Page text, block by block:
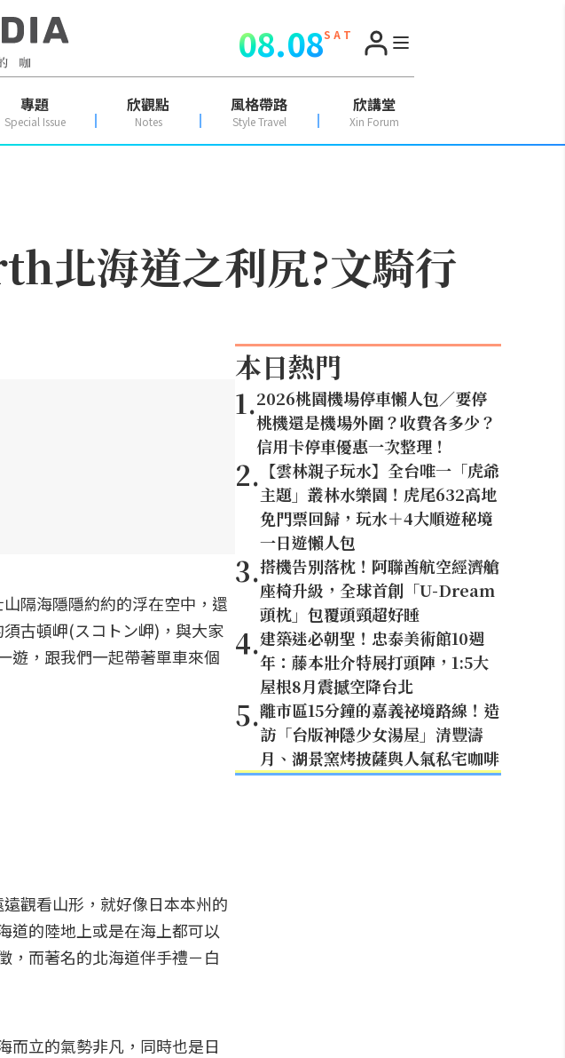
08.08S A T
專題
Special Issue
欣觀點
Notes
風格帶路
Style Travel
欣講堂
Xin Forum
北海道之利尻?文騎行
隔海隱隱約約的浮在空中，還
古頓岬(スコトン岬)，與大家
遊，跟我們一起帶著單車來個
觀看山形，就好像日本本州的
道的陸地上或是在海上都可以
，而著名的北海道伴手禮－白
立的氣勢非凡，同時也是日
本日熱門
1.2026桃園機場停車懶人包／要停
桃機還是機場外圍？收費各多少？
信用卡停車優惠一次整理！
2. 【雲林親子玩水】全台唯一「虎爺
主題」叢林水樂園！虎尾632高地
免門票回歸，玩水＋4大順遊秘境
一日遊懶人包
3.搭機告別落枕！阿聯酋航空經濟艙
座椅升級，全球首創「U-Dream
頭枕」包覆頭頸超好睡
4.建築迷必朝聖！忠泰美術館10週
年：藤本壯介特展打頭陣，1:5大
屋根8月震撼空降台北
5.離市區15分鐘的嘉義祕境路線！造
訪「台版神隱少女湯屋」清豐濤
月、湖景窯烤披薩與人氣私宅咖啡